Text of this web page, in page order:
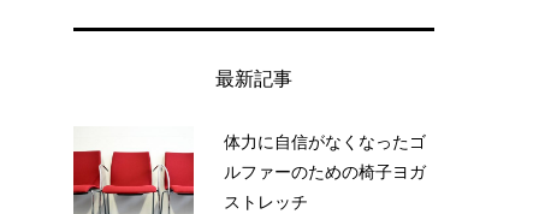
最新記事
体力に自信がなくなったゴ
ルファーのための椅子ヨガ
ストレッチ